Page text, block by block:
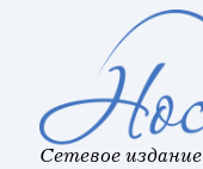
Сетевое издание